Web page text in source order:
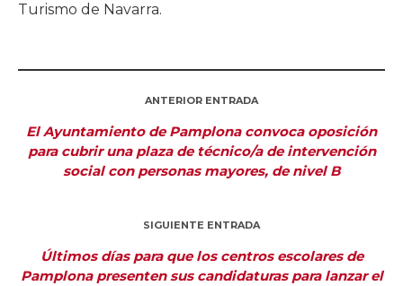
Turismo de Navarra.
ANTERIOR ENTRADA
El Ayuntamiento de Pamplona convoca oposición
para cubrir una plaza de técnico/a de intervención
social con personas mayores, de nivel B
SIGUIENTE ENTRADA
Últimos días para que los centros escolares de
Pamplona presenten sus candidaturas para lanzar el